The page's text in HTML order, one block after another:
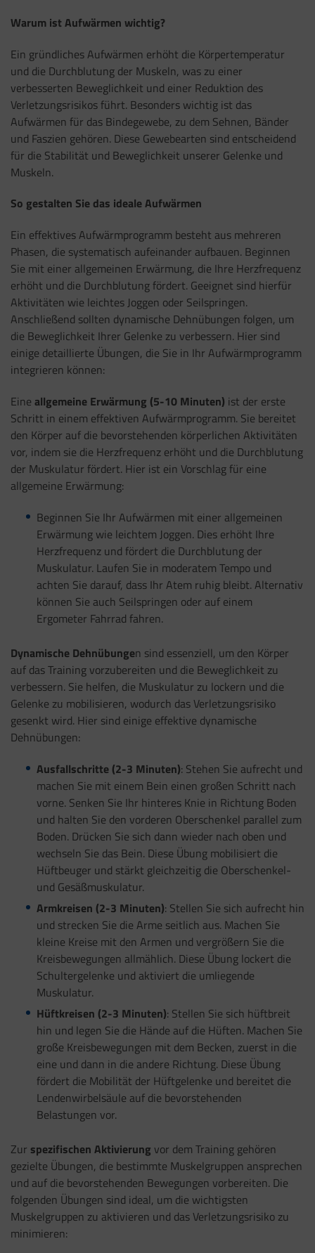
Warum ist Aufwärmen wichtig?
Ein gründliches Aufwärmen erhöht die Körpertemperatur
und die Durchblutung der Muskeln, was zu einer
verbesserten Beweglichkeit und einer Reduktion des
Verletzungsrisikos führt. Besonders wichtig ist das
Aufwärmen für das Bindegewebe, zu dem Sehnen, Bänder
und Faszien gehören. Diese Gewebearten sind entscheidend
für die Stabilität und Beweglichkeit unserer Gelenke und
Muskeln.
So gestalten Sie das ideale Aufwärmen
Ein effektives Aufwärmprogramm besteht aus mehreren
Phasen, die systematisch aufeinander aufbauen. Beginnen
Sie mit einer allgemeinen Erwärmung, die Ihre Herzfrequenz
erhöht und die Durchblutung fördert. Geeignet sind hierfür
Aktivitäten wie leichtes Joggen oder Seilspringen.
Anschließend sollten dynamische Dehnübungen folgen, um
die Beweglichkeit Ihrer Gelenke zu verbessern. Hier sind
einige detaillierte Übungen, die Sie in Ihr Aufwärmprogramm
integrieren können:
Eine allgemeine Erwärmung (5-10 Minuten) ist der erste
Schritt in einem effektiven Aufwärmprogramm. Sie bereitet
den Körper auf die bevorstehenden körperlichen Aktivitäten
vor, indem sie die Herzfrequenz erhöht und die Durchblutung
der Muskulatur fördert. Hier ist ein Vorschlag für eine
allgemeine Erwärmung:
Beginnen Sie Ihr Aufwärmen mit einer allgemeinen
Erwärmung wie leichtem Joggen. Dies erhöht Ihre
Herzfrequenz und fördert die Durchblutung der
Muskulatur. Laufen Sie in moderatem Tempo und
achten Sie darauf, dass Ihr Atem ruhig bleibt. Alternativ
können Sie auch Seilspringen oder auf einem
Ergometer Fahrrad fahren.
Dynamische Dehnübungen sind essenziell, um den Körper
auf das Training vorzubereiten und die Beweglichkeit zu
verbessern. Sie helfen, die Muskulatur zu lockern und die
Gelenke zu mobilisieren, wodurch das Verletzungsrisiko
gesenkt wird. Hier sind einige effektive dynamische
Dehnübungen:
Ausfallschritte (2-3 Minuten): Stehen Sie aufrecht und
machen Sie mit einem Bein einen großen Schritt nach
vorne. Senken Sie Ihr hinteres Knie in Richtung Boden
und halten Sie den vorderen Oberschenkel parallel zum
Boden. Drücken Sie sich dann wieder nach oben und
wechseln Sie das Bein. Diese Übung mobilisiert die
Hüftbeuger und stärkt gleichzeitig die Oberschenkel-
und Gesäßmuskulatur.
Armkreisen (2-3 Minuten): Stellen Sie sich aufrecht hin
und strecken Sie die Arme seitlich aus. Machen Sie
kleine Kreise mit den Armen und vergrößern Sie die
Kreisbewegungen allmählich. Diese Übung lockert die
Schultergelenke und aktiviert die umliegende
Muskulatur.
Hüftkreisen (2-3 Minuten): Stellen Sie sich hüftbreit
hin und legen Sie die Hände auf die Hüften. Machen Sie
große Kreisbewegungen mit dem Becken, zuerst in die
eine und dann in die andere Richtung. Diese Übung
fördert die Mobilität der Hüftgelenke und bereitet die
Lendenwirbelsäule auf die bevorstehenden
Belastungen vor.
Zur spezifischen Aktivierung vor dem Training gehören
gezielte Übungen, die bestimmte Muskelgruppen ansprechen
und auf die bevorstehenden Bewegungen vorbereiten. Die
folgenden Übungen sind ideal, um die wichtigsten
Muskelgruppen zu aktivieren und das Verletzungsrisiko zu
minimieren: